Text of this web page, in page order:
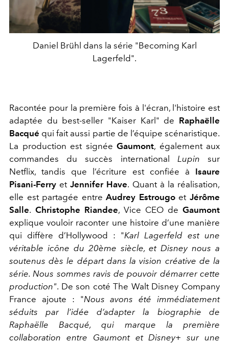
Daniel Brühl dans la série "Becoming Karl
Lagerfeld".
Racontée pour la première fois à l'écran, l'histoire est
adaptée du best-seller "Kaiser Karl" de Raphaëlle
Bacqué qui fait aussi partie de l’équipe scénaristique.
La production est signée Gaumont, également aux
commandes du succès international Lupin sur
Netflix, tandis que l’écriture est confiée à Isaure
Pisani-Ferry etJennifer Have. Quant à la réalisation,
elle est partagée entreAudrey EstrougoetJérôme
Salle. Christophe Riandee, Vice CEO de Gaumont
explique vouloir raconter une histoire d’une manière
qui diffère d’Hollywood : "Karl Lagerfeld est une
véritable icône du 20ème siècle, et Disney nous a
soutenus dès le départ dans la vision créative de la
série. Nous sommes ravis de pouvoir démarrer cette
production". De son cotéThe Walt Disney Company
France ajoute : "Nous avons été immédiatement
séduits par l’idée d’adapter la biographie de
Raphaëlle Bacqué, qui marque la première
collaboration entre Gaumont et Disney+ sur une